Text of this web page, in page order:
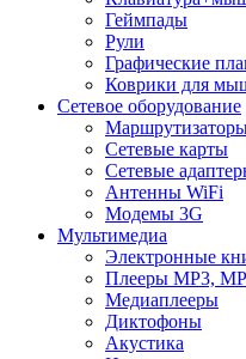
Геймпады
Рули
Графические
Коврики для
Сетевое оборудование
Сетевые карты
Сетевые
Антенны WiFi
Модемы 3G
Мультимедиа
Электронные
Плееры MP3,
Медиаплееры
Диктофоны
Акустика